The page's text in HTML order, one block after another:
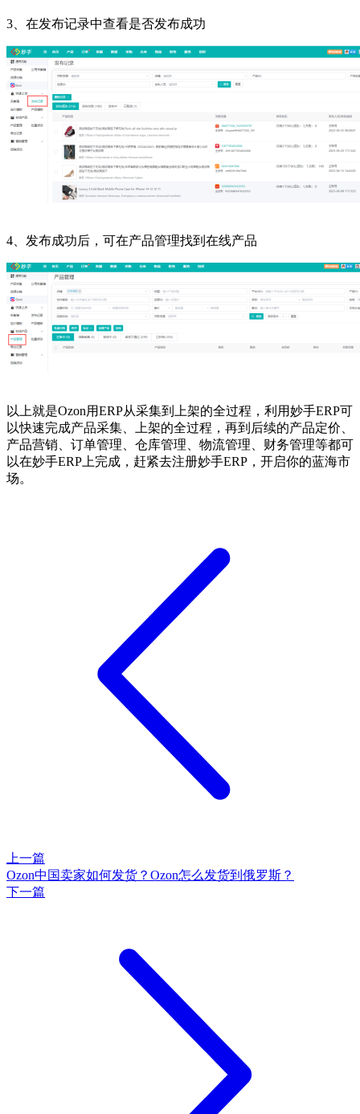
3、在发布记录中查看是否发布成功
4、发布成功后，可在产品管理找到在线产品
以上就是Ozon用ERP从采集到上架的全过程，利用妙手ERP可
以快速完成产品采集、上架的全过程，再到后续的产品定价、
产品营销、订单管理、仓库管理、物流管理、财务管理等都可
以在妙手ERP上完成，赶紧去注册妙手ERP，开启你的蓝海市
场。
上一篇
Ozon中国卖家如何发货？Ozon怎么发货到俄罗斯？
下一篇